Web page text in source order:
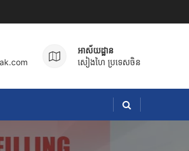
អាស័យដ្ឋាន
សៀងហៃ ប្រទេសចិន